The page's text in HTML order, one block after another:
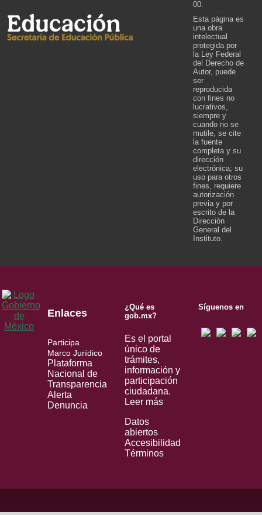
00.
Esta página es
una obra
intelectual
protegida por
la Ley Federal
del Derecho de
Autor, puede
ser
reproducida
con fines no
lucrativos,
siempre y
cuando no se
mutile, se cite
la fuente
completa y su
dirección
electrónica; su
uso para otros
fines, requiere
autorización
previa y por
escrito de la
Dirección
General del
Instituto.
Enlaces
Participa
Marco Jurídico
Plataforma
Nacional de
Transparencia
Alerta
Denuncia
¿Qué es
gob.mx?
Es el portal
único de
trámites,
información y
participación
ciudadana.
Leer más
Datos
abiertos
Accesibilidad
Términos
Síguenos en